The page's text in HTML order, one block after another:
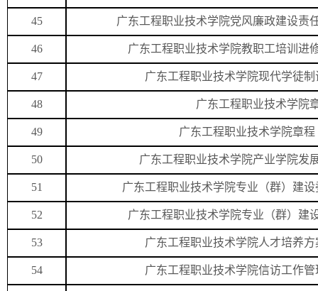
45 广东工程职业技术学院党风廉政建设责
46 广东工程职业技术学院教职工培训进
47 广东工程职业技术学院现代学徒
48 广东工程职业技术学院
49 广东工程职业技术学院章程
50 广东工程职业技术学院产业学院发
51 广东工程职业技术学院专业（群）建
52 广东工程职业技术学院专业（群）建
53 广东工程职业技术学院人才培养
54 广东工程职业技术学院信访工作